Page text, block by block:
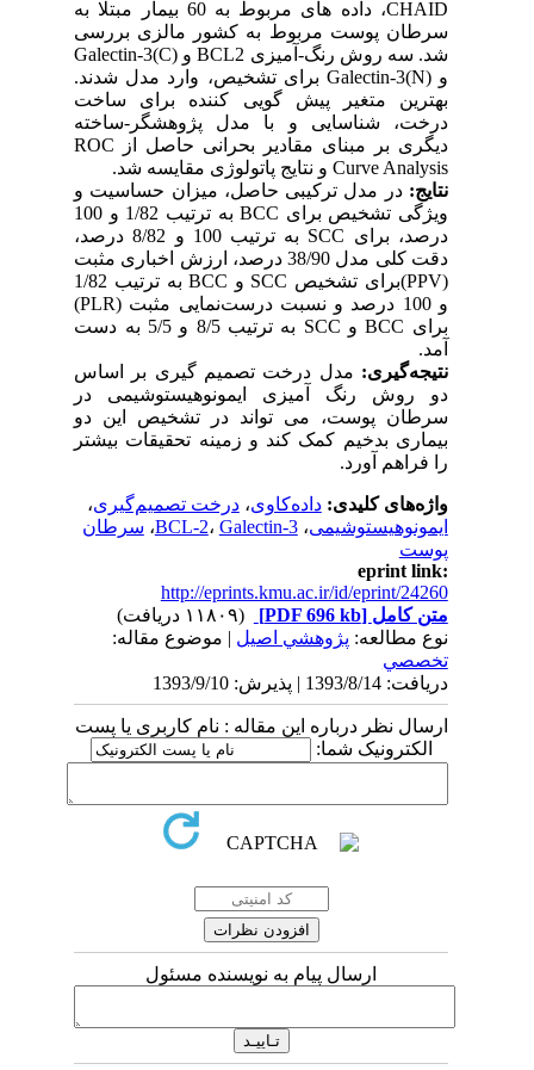
CHAID، داده های مربوط به 60 بیمار مبتلا به
سرطان پوست مربوط به کشور مالزی بررسی
شد. سه روش رنگ-آمیزی BCL2 و (Galectin-3(C
و (Galectin-3(N برای تشخیص، وارد مدل شدند.
بهترین متغیر پیش گویی کننده برای ساخت
درخت، شناسایی و با مدل پژوهشگر-ساخته
دیگری بر مبنای مقادیر بحرانی حاصل از ROC
Curve Analysis و نتایج پاتولوژی مقایسه شد.
نتایج:در مدل ترکیبی حاصل، میزان حساسیت و
ویژگی تشخیص برای BCC به ترتیب 1/82 و 100
درصد، برای SCC به ترتیب 100 و 8/82 درصد،
دقت کلی مدل 38/90 درصد، ارزش اخباری مثبت
(PPV)برای تشخیص SCC و BCC به ترتیب 1/82
و 100 درصد و نسبت درست‌نمایی مثبت (PLR)
برای BCC و SCC به ترتیب 8/5 و 5/5 به دست
آمد.
نتیجه‌گیری:مدل درخت تصمیم گیری بر اساس
دو روش رنگ آمیزی ایمونوهیستوشیمی در
سرطان پوست، می تواند در تشخیص این دو
بیماری بدخیم کمک کند و زمینه تحقیقات بیشتر
را فراهم آورد.
واژه‌های کلیدی:داده‌کاوی،درخت تصمیم‌گیری،
ایمونوهیستوشیمی، BCL-2،Galectin-3 ،سرطان
پوست
eprint link:
http://eprints.kmu.ac.ir/id/eprint/24260
متن کامل[PDF 696 kb]
نوع مطالعه:پژوهشي اصیل| موضوع مقاله:
تخصصي
دریافت: 1393/8/14 | پذیرش: 1393/9/10
ارسال نظر درباره این مقاله : نام کاربری یا پست
الکترونیک شما:
ارسال پیام به نویسنده مسئول